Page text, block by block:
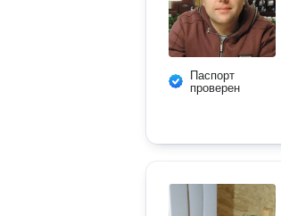
Паспорт
проверен